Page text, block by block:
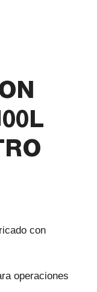
con
operaciones